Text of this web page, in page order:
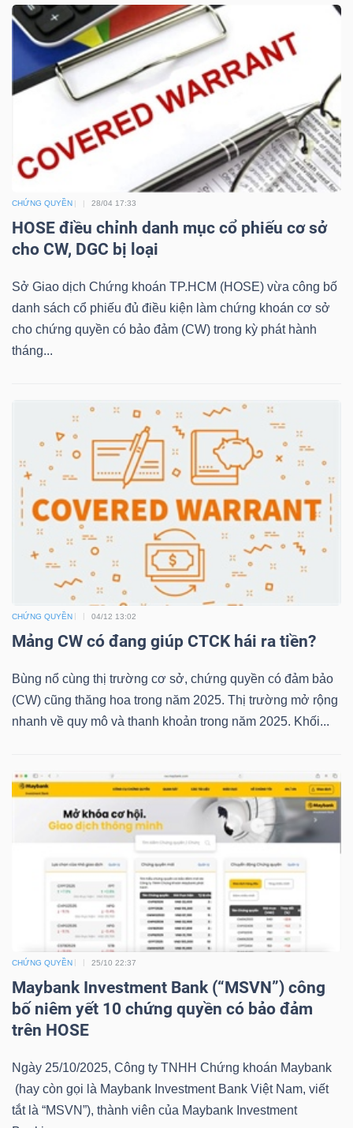
CHỨNG QUYỀN 28/04 17:33
HOSE điều chỉnh danh mục cổ phiếu cơ sở
cho CW, DGC bị loại
Sở Giao dịch Chứng khoán TP.HCM (HOSE) vừa công bố
danh sách cổ phiếu đủ điều kiện làm chứng khoán cơ sở
cho chứng quyền có bảo đảm (CW) trong kỳ phát hành
tháng...
CHỨNG QUYỀN 04/12 13:02
Mảng CW có đang giúp CTCK hái ra tiền?
Bùng nổ cùng thị trường cơ sở, chứng quyền có đảm bảo
(CW) cũng thăng hoa trong năm 2025. Thị trường mở rộng
nhanh về quy mô và thanh khoản trong năm 2025. Khối...
CHỨNG QUYỀN 25/10 22:37
Maybank Investment Bank (“MSVN”) công
bố niêm yết 10 chứng quyền có bảo đảm
trên HOSE
Ngày 25/10/2025, Công ty TNHH Chứng khoán Maybank
(hay còn gọi là Maybank Investment Bank Việt Nam, viết
tắt là “MSVN”), thành viên của Maybank Investment
PHÁI
PHIẾU
CÔNG
CỤ
TƯ
LIỆU
Ngành
(-)
VS-
SECTOR
NGUYÊN
LIỆU
CÔNG
NGHIỆP
DÙNG
KHÔNG
THIẾT